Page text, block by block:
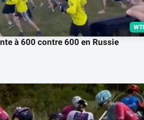
à 600 contre 600 en Russie